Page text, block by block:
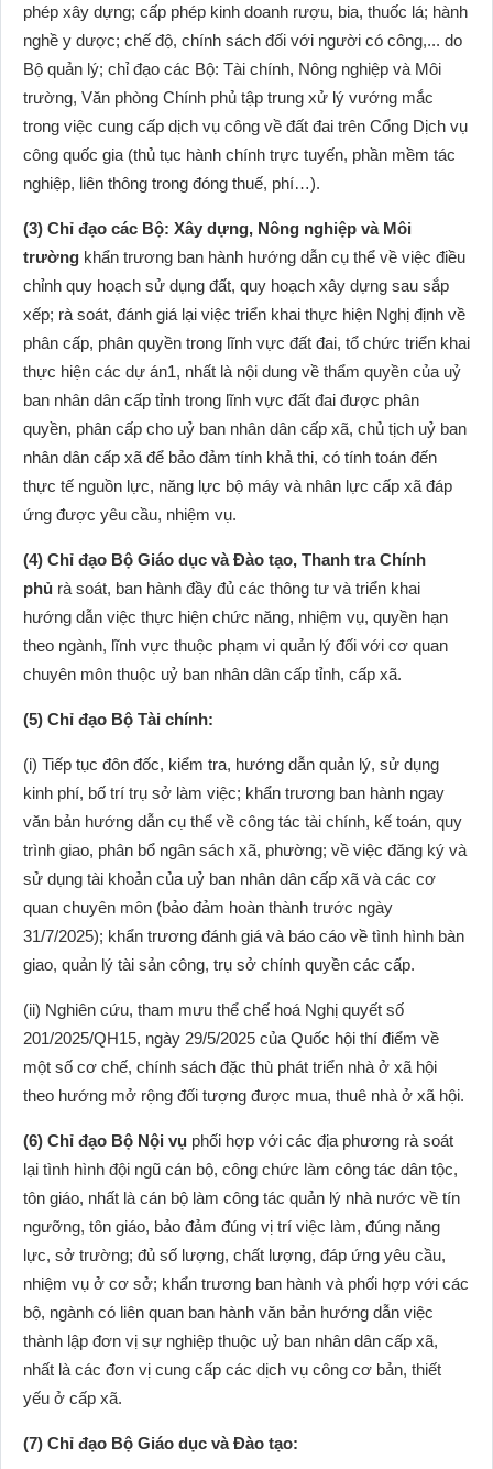
phép xây dựng; cấp phép kinh doanh rượu, bia, thuốc lá; hành
nghề y dược; chế độ, chính sách đối với người có công,... do
Bộ quản lý; chỉ đạo các Bộ: Tài chính, Nông nghiệp và Môi
trường, Văn phòng Chính phủ tập trung xử lý vướng mắc
trong việc cung cấp dịch vụ công về đất đai trên Cổng Dịch vụ
công quốc gia (thủ tục hành chính trực tuyến, phần mềm tác
nghiệp, liên thông trong đóng thuế, phí…).
(3) Chỉ đạo các Bộ: Xây dựng, Nông nghiệp và Môi
trường khẩn trương ban hành hướng dẫn cụ thể về việc điều
chỉnh quy hoạch sử dụng đất, quy hoạch xây dựng sau sắp
xếp; rà soát, đánh giá lại việc triển khai thực hiện Nghị định về
phân cấp, phân quyền trong lĩnh vực đất đai, tổ chức triển khai
thực hiện các dự án1, nhất là nội dung về thẩm quyền của uỷ
ban nhân dân cấp tỉnh trong lĩnh vực đất đai được phân
quyền, phân cấp cho uỷ ban nhân dân cấp xã, chủ tịch uỷ ban
nhân dân cấp xã để bảo đảm tính khả thi, có tính toán đến
thực tế nguồn lực, năng lực bộ máy và nhân lực cấp xã đáp
ứng được yêu cầu, nhiệm vụ.
(4) Chỉ đạo Bộ Giáo dục và Đào tạo, Thanh tra Chính
phủ rà soát, ban hành đầy đủ các thông tư và triển khai
hướng dẫn việc thực hiện chức năng, nhiệm vụ, quyền hạn
theo ngành, lĩnh vực thuộc phạm vi quản lý đối với cơ quan
chuyên môn thuộc uỷ ban nhân dân cấp tỉnh, cấp xã.
(5) Chỉ đạo Bộ Tài chính:
(i) Tiếp tục đôn đốc, kiểm tra, hướng dẫn quản lý, sử dụng
kinh phí, bố trí trụ sở làm việc; khẩn trương ban hành ngay
văn bản hướng dẫn cụ thể về công tác tài chính, kế toán, quy
trình giao, phân bổ ngân sách xã, phường; về việc đăng ký và
sử dụng tài khoản của uỷ ban nhân dân cấp xã và các cơ
quan chuyên môn (bảo đảm hoàn thành trước ngày
31/7/2025); khẩn trương đánh giá và báo cáo về tình hình bàn
giao, quản lý tài sản công, trụ sở chính quyền các cấp.
(ii) Nghiên cứu, tham mưu thể chế hoá Nghị quyết số
201/2025/QH15, ngày 29/5/2025 của Quốc hội thí điểm về
một số cơ chế, chính sách đặc thù phát triển nhà ở xã hội
theo hướng mở rộng đối tượng được mua, thuê nhà ở xã hội.
(6) Chỉ đạo Bộ Nội vụ phối hợp với các địa phương rà soát
lại tình hình đội ngũ cán bộ, công chức làm công tác dân tộc,
tôn giáo, nhất là cán bộ làm công tác quản lý nhà nước về tín
ngưỡng, tôn giáo, bảo đảm đúng vị trí việc làm, đúng năng
lực, sở trường; đủ số lượng, chất lượng, đáp ứng yêu cầu,
nhiệm vụ ở cơ sở; khẩn trương ban hành và phối hợp với các
bộ, ngành có liên quan ban hành văn bản hướng dẫn việc
thành lập đơn vị sự nghiệp thuộc uỷ ban nhân dân cấp xã,
nhất là các đơn vị cung cấp các dịch vụ công cơ bản, thiết
yếu ở cấp xã.
(7) Chỉ đạo Bộ Giáo dục và Đào tạo: